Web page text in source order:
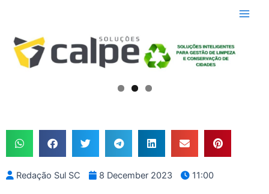
content
Main
Redação Sul SC 8 December 2023 11:00